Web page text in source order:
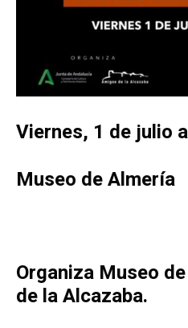
Viernes, 1 de julio
Museo de Almería
Organiza Museo
de la Alcazaba.